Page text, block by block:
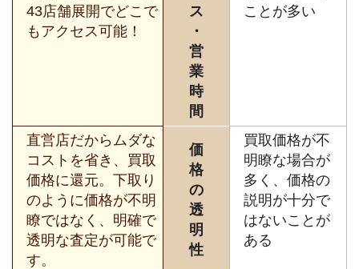
43店舗展開でどこで
もアクセス可能！
ス
・
営
業
時
間
ことが多い
直営店だからムダな
コストを省き、買取
価格に還元。下取り
のように価格が不明
瞭ではなく、明確で
透明な査定が可能で
す。
価
格
の
透
明
性
買取価格が不
明瞭な場合が
多く、価格の
説明が十分で
はないことが
ある